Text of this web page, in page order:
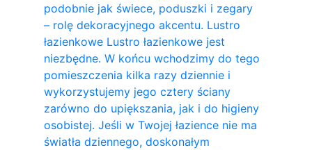
podobnie jak świece, poduszki i zegary
– rolę dekoracyjnego akcentu. Lustro
łazienkowe Lustro łazienkowe jest
niezbędne. W końcu wchodzimy do tego
pomieszczenia kilka razy dziennie i
wykorzystujemy jego cztery ściany
zarówno do upiększania, jak i do higieny
osobistej. Jeśli w Twojej łazience nie ma
światła dziennego, doskonałym